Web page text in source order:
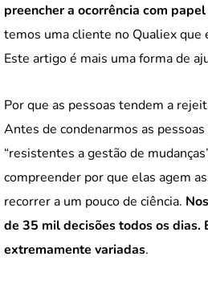
preencher a ocorrência com
temos uma cliente no Qualiex que
Este artigo é mais uma forma de
Por que as pessoas tendem a
Antes de condenarmos as
“resistentes a gestão de
compreender por que elas agem
recorrer a um pouco de ciência.
de 35 mil decisões todos os dias.
extremamente variadas.